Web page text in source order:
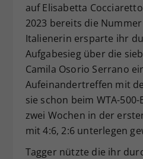
auf Elisabetta
2023 bereits die
Italienerin ersparte ihr
Aufgabesieg über die
Camila Osorio Serrano
Aufeinandertreffen mit
sie schon beim WTA-
zwei Wochen in der
mit 4:6, 2:6 unterlegen
Tagger nützte die ihr